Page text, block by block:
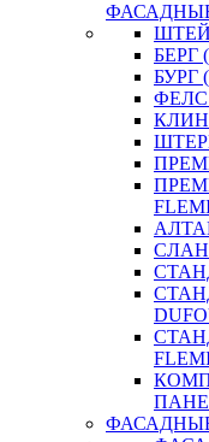
БЕРГ
БУРГ
ФЕЛС